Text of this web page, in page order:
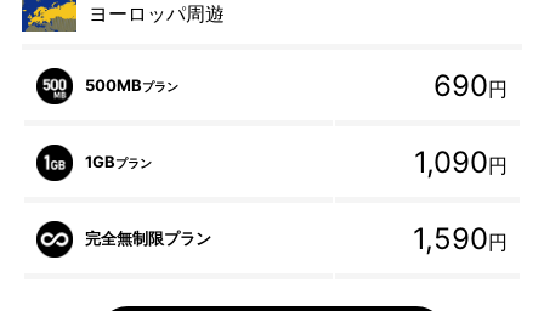
ヨーロッパ周遊
500MBプラン 690円
1GBプラン 1,090円
完全無制限プラン 1,590円